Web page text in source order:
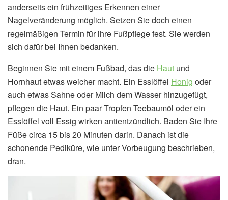
anderseits ein frühzeitiges Erkennen einer
Nagelveränderung möglich. Setzen Sie doch einen
regelmäßigen Termin für ihre Fußpflege fest. Sie werden
sich dafür bei Ihnen bedanken.
Beginnen Sie mit einem Fußbad, das die Haut und
Hornhaut etwas weicher macht. Ein Esslöffel Honig oder
auch etwas Sahne oder Milch dem Wasser hinzugefügt,
pflegen die Haut. Ein paar Tropfen Teebaumöl oder ein
Esslöffel voll Essig wirken antientzündlich. Baden Sie Ihre
Füße circa 15 bis 20 Minuten darin. Danach ist die
schonende Pediküre, wie unter Vorbeugung beschrieben,
dran.